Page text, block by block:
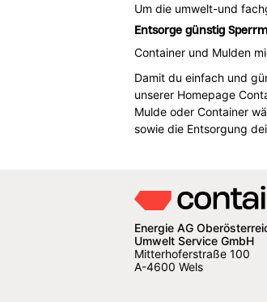
Um die umwelt-und
Entsorge günstig
Container und Mulden
Damit du einfach und
unserer Homepage
Mulde oder Container
sowie die Entsorgung
Energie AG
Umwelt Service GmbH
Mitterhoferstraße 100
A-4600 Wels